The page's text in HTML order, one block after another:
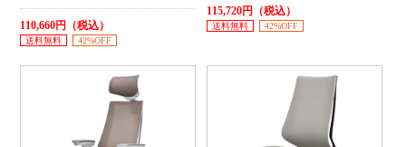
110,660円（税込）
送料無料 42%OFF
115,720円（税込）
送料無料 42%OFF